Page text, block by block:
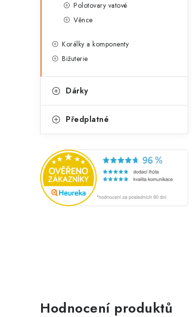
Polotovary vatové
Věnce
Korálky a komponenty
Bižuterie
Dárky
Předplatné
Hodnocení produktů